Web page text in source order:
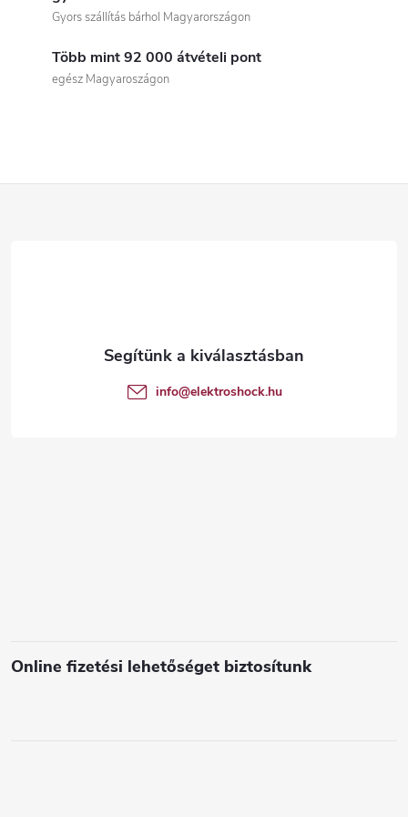
r
i
Gyors szállítás bárhol Magyarországon
Több mint 92 000 átvételi pont
egész Magyaroszágon
Online fizetési lehetőséget biztosítunk
info@elektroshock.hu